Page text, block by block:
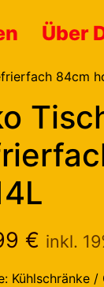
Über
84cm
€ inkl.
Kühlschränke